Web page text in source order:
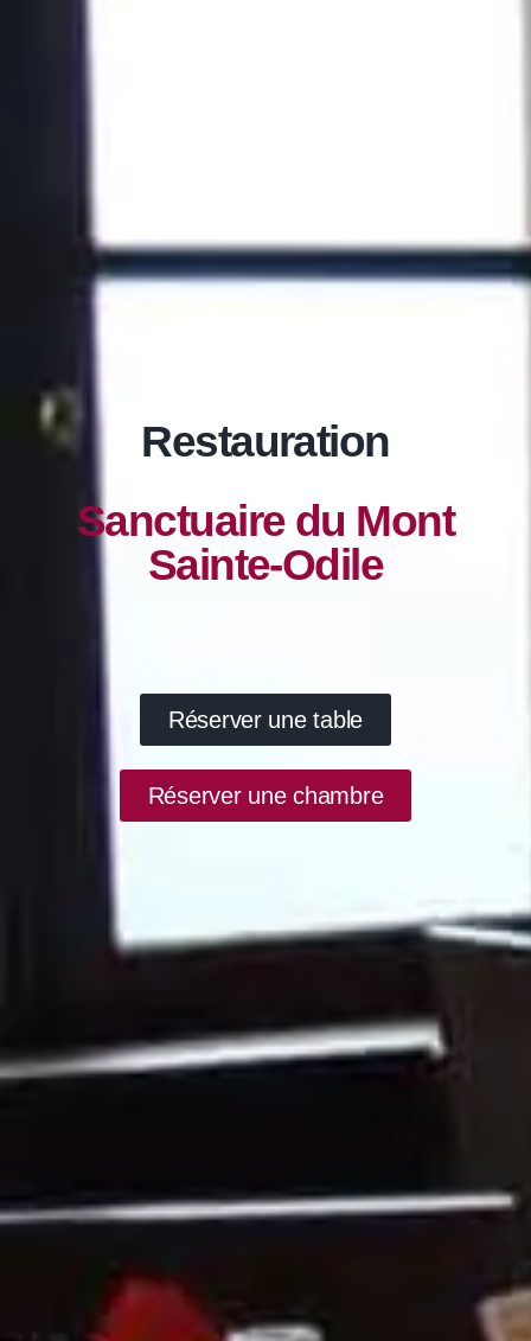
Restauration
Sanctuaire du Mont
Sainte-Odile
Réserver une table
Réserver une chambre